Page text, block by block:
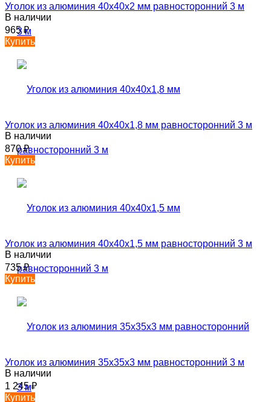
Уголок из алюминия 40х40х2 мм равносторонний 3 м
В наличии
965₽
Купить
Уголок из алюминия 40х40х1,8 мм равносторонний 3 м
В наличии
870₽
Купить
Уголок из алюминия 40х40х1,5 мм равносторонний 3 м
В наличии
735₽
Купить
Уголок из алюминия 35х35х3 мм равносторонний 3 м
В наличии
1 245₽
Купить